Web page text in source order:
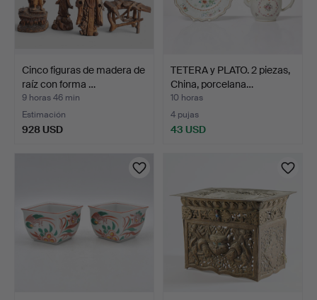
Cinco figuras de madera de
raíz con forma …
9 horas 46 min
Estimación
928 USD
TETERA y PLATO. 2 piezas,
China, porcelana…
10 horas
4 pujas
43 USD